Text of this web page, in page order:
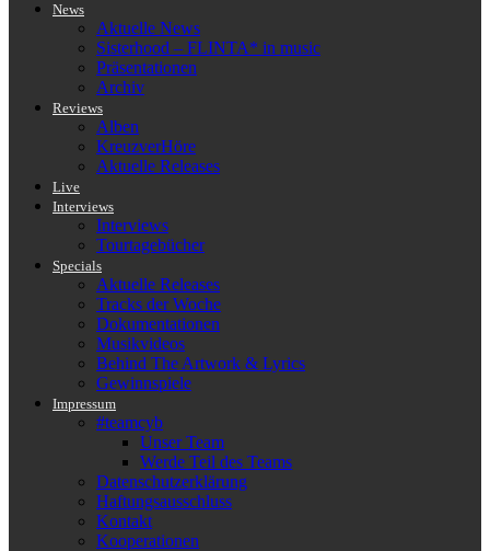
News
Aktuelle News
Sisterhood – FLINTA* in music
Präsentationen
Archiv
Reviews
Alben
KreuzverHöre
Aktuelle Releases
Live
Interviews
Interviews
Tourtagebücher
Specials
Aktuelle Releases
Tracks der Woche
Dokumentationen
Musikvideos
Behind The Artwork & Lyrics
Gewinnspiele
Impressum
#teamcyb
Unser Team
Werde Teil des Teams
Datenschutzerklärung
Haftungsausschluss
Kontakt
Kooperationen